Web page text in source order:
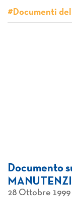
#Documenti
Documento
28 Ottobre 1999